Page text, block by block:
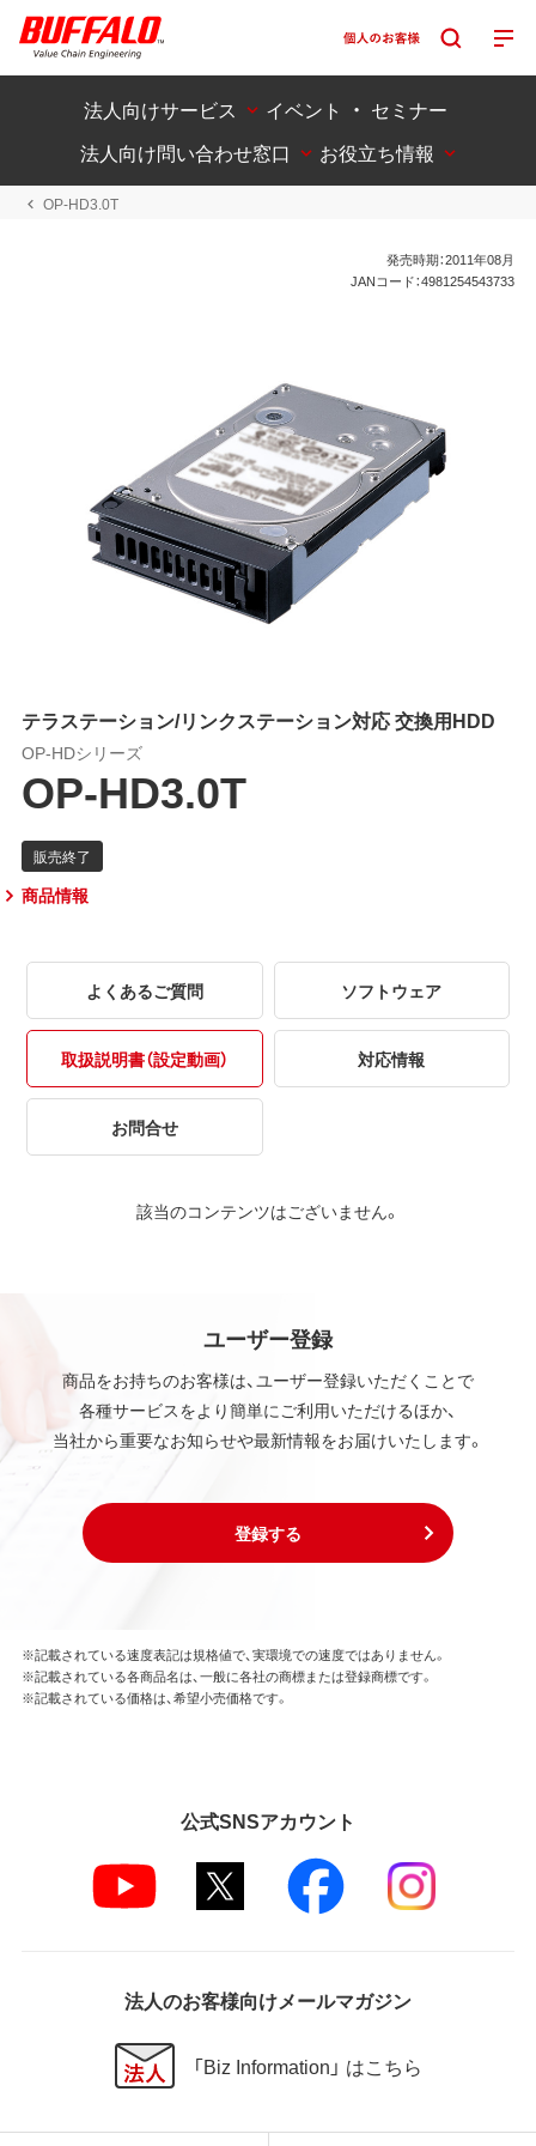
法人向けサービス
イベント ・ セミナー
法人向け問い合わせ窓口
お役立ち情報
OP-HD3.0T
発売時期：2011年08月
JANコード：4981254543733
テラステーション/リンクステーション対応 交換用HDD
OP-HDシリーズ
OP-HD3.0T
商品情報
よくあるご質問 ソフトウェア
取扱説明書（設定動画） 対応情報
お問合せ
該当のコンテンツはございません。
ユーザー登録
商品をお持ちのお客様は、ユーザー登録いただくことで
各種サービスをより簡単にご利用いただけるほか、
当社から重要なお知らせや最新情報をお届けいたします。
登録する
※記載されている速度表記は規格値で、実環境での速度ではありません。
※記載されている各商品名は、一般に各社の商標または登録商標です。
※記載されている価格は、希望小売価格です。
公式SNSアカウント
法人のお客様向けメールマガジン
「Biz Information」 はこちら